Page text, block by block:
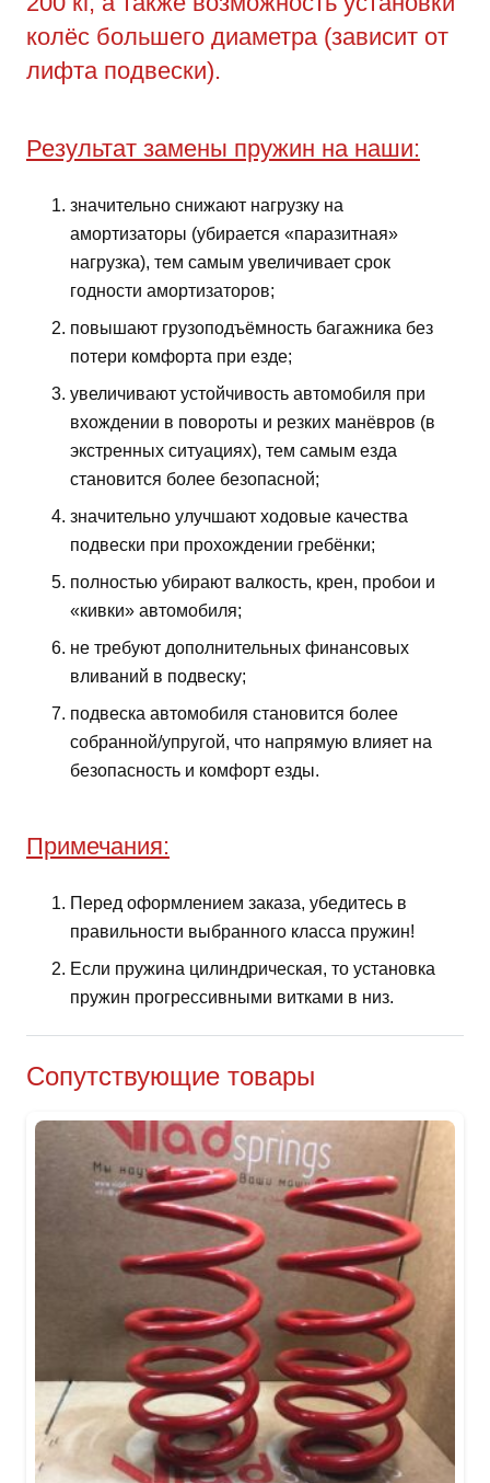
колёс большего диаметра (зависит от
лифта подвески).
Результат замены пружин на наши:
значительно снижают нагрузку на
амортизаторы (убирается «паразитная»
нагрузка), тем самым увеличивает срок
годности амортизаторов;
повышают грузоподъёмность багажника без
потери комфорта при езде;
увеличивают устойчивость автомобиля при
вхождении в повороты и резких манёвров (в
экстренных ситуациях), тем самым езда
становится более безопасной;
значительно улучшают ходовые качества
подвески при прохождении гребёнки;
полностью убирают валкость, крен, пробои и
«кивки» автомобиля;
не требуют дополнительных финансовых
вливаний в подвеску;
подвеска автомобиля становится более
собранной/упругой, что напрямую влияет на
безопасность и комфорт езды.
Примечания:
Перед оформлением заказа, убедитесь в
правильности выбранного класса пружин!
Если пружина цилиндрическая, то установка
пружин прогрессивными витками в низ.
Сопутствующие товары